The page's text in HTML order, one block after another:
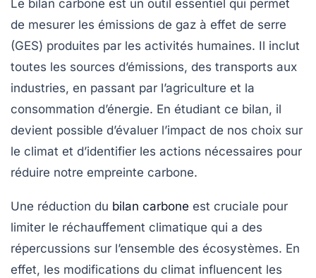
Le bilan carbone est un outil essentiel qui permet
de mesurer les émissions de gaz à effet de serre
(GES) produites par les activités humaines. Il inclut
toutes les sources d’émissions, des transports aux
industries, en passant par l’agriculture et la
consommation d’énergie. En étudiant ce bilan, il
devient possible d’évaluer l’impact de nos choix sur
le climat et d’identifier les actions nécessaires pour
réduire notre empreinte carbone.
Une réduction du bilan carbone est cruciale pour
limiter le réchauffement climatique qui a des
répercussions sur l’ensemble des écosystèmes. En
effet, les modifications du climat influencent les